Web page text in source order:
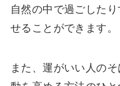
自然の中で過ごした
せることができます。
また、運がいい人の